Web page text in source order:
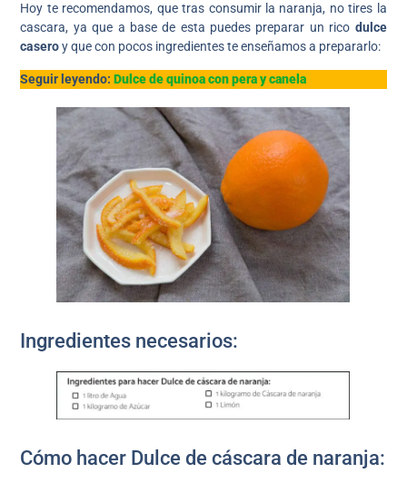
Hoy te recomendamos, que tras consumir la naranja, no tires la
cascara, ya que a base de esta puedes preparar un rico dulce
caseroy que con pocos ingredientes te enseñamos a prepararlo:
Seguir leyendo:Dulce de quinoa con pera y canela
Ingredientes necesarios:
Cómo hacer Dulce de cáscara de naranja: